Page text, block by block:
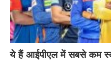
ये हैं आईपीएल में सबसे कम